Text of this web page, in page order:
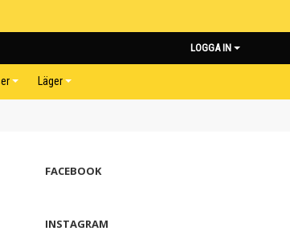
LOGGA IN
Läger
FACEBOOK
INSTAGRAM